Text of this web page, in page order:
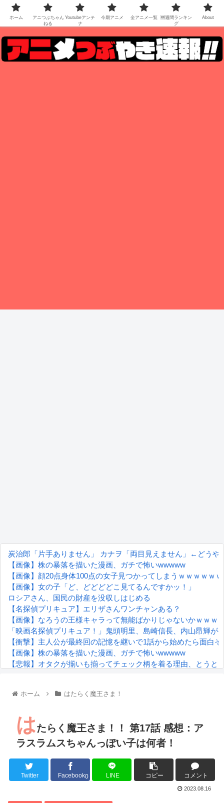
炭治郎「片手ありません」 カナヲ「両目見えません」←どうや
【画像】株の暴落を描いた漫画、ガチで怖いwwwww
【画像】顔20点身体100点の女子見つかってしまうｗｗｗｗｗ
【画像】女の子「ど、どどどどこ見てるんですかッ！」
ロシアさん、国民の財産を没収しはじめる
【名探偵プリキュア】エリザさんワンチャンある？
【画像】なろうの王様キャラって無能ばかりじゃないかｗｗｗ
「映画名探偵プリキュア！」鬼頭明里、島崎信長、内山昂輝
【衝撃】主人公が最終回の記憶を継いで1話から始めたら面白
【画像】株の暴落を描いた漫画、ガチで怖いwwwww
【悲報】オタクが揃いも揃ってチェック柄を着る理由、とうと
『進撃の巨人』で一番面白いところってｗｗｗｗｗ
るろうに剣心 -明治剣客浪漫譚- 京都動乱 第33話の感想
同盟、帝国、フェザーン。生まれるなら何処がいいか問題！
ホーム はたらく魔王さま！
はたらく魔王さま！！ 第17話 感想：ア
ラスラムスちゃんっぽい子は何者！
Twitter Facebook0 LINE コピー コメント
2023.08.16
ホーム
アニつぶちゃん
ねる
Youtubeアンテ
ナ
今期アニメ 全アニメ一覧
🆕週間ランキン
グ
About